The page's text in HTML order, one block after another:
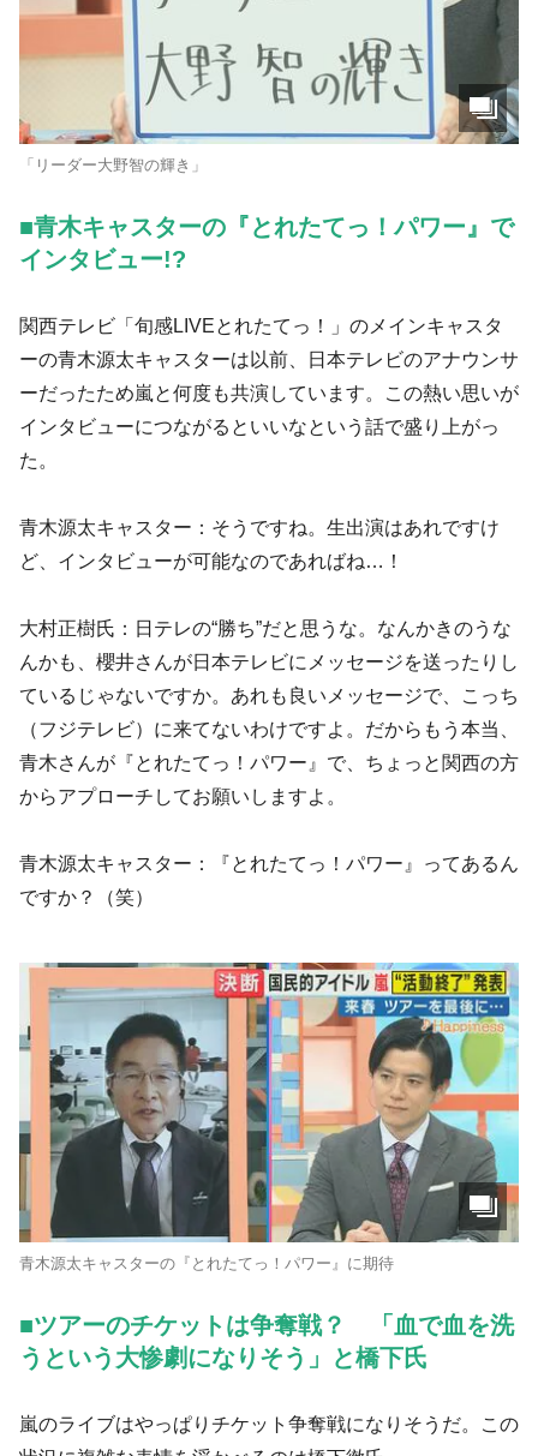
「リーダー大野智の輝き」
■青木キャスターの『とれたてっ！パワー』で
インタビュー!?
関西テレビ「旬感LIVEとれたてっ！」のメインキャスタ
ーの青木源太キャスターは以前、日本テレビのアナウンサ
ーだったため嵐と何度も共演しています。この熱い思いが
インタビューにつながるといいなという話で盛り上がっ
た。
青木源太キャスター：そうですね。生出演はあれですけ
ど、インタビューが可能なのであればね…！
大村正樹氏：日テレの“勝ち”だと思うな。なんかきのうな
んかも、櫻井さんが日本テレビにメッセージを送ったりし
ているじゃないですか。あれも良いメッセージで、こっち
（フジテレビ）に来てないわけですよ。だからもう本当、
青木さんが『とれたてっ！パワー』で、ちょっと関西の方
からアプローチしてお願いしますよ。
青木源太キャスター：『とれたてっ！パワー』ってあるん
ですか？（笑）
青木源太キャスターの『とれたてっ！パワー』に期待
■ツアーのチケットは争奪戦？ 「血で血を洗
うという大惨劇になりそう」と橋下氏
嵐のライブはやっぱりチケット争奪戦になりそうだ。この